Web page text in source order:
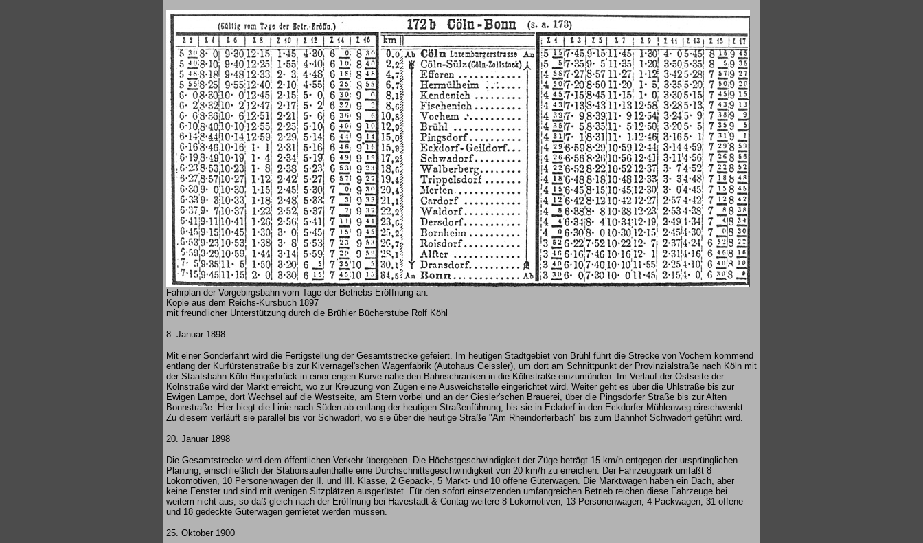
Fahrplan der Vorgebirgsbahn vom Tage der Betriebs-Eröffnung an.
Kopie aus dem Reichs-Kursbuch 1897
mit freundlicher Unterstützung durch die Brühler Bücherstube Rolf Köhl
8. Januar 1898
Mit einer Sonderfahrt wird die Fertigstellung der Gesamtstrecke gefeiert. Im heutigen Stadtgebiet von Brühl führt die Strecke von Vochem kommend
entlang der Kurfürstenstraße bis zur Kivernagel'schen Wagenfabrik (Autohaus Geissler), um dort am Schnittpunkt der Provinzialstraße nach Köln mit
der Staatsbahn Köln-Bingerbrück in einer engen Kurve nahe den Bahnschranken in die Kölnstraße einzumünden. Im Verlauf der Ostseite der
Kölnstraße wird der Markt erreicht, wo zur Kreuzung von Zügen eine Ausweichstelle eingerichtet wird. Weiter geht es über die Uhlstraße bis zur
Ewigen Lampe, dort Wechsel auf die Westseite, am Stern vorbei und an der Giesler'schen Brauerei, über die Pingsdorfer Straße bis zur Alten
Bonnstraße. Hier biegt die Linie nach Süden ab entlang der heutigen Straßenführung, bis sie in Eckdorf in den Eckdorfer Mühlenweg einschwenkt.
Zu diesem verläuft sie parallel bis vor Schwadorf, wo sie über die heutige Straße "Am Rheindorferbach" bis zum Bahnhof Schwadorf geführt wird.
20. Januar 1898
Die Gesamtstrecke wird dem öffentlichen Verkehr übergeben. Die Höchstgeschwindigkeit der Züge beträgt 15 km/h entgegen der ursprünglichen
Planung, einschließlich der Stationsaufenthalte eine Durchschnittsgeschwindigkeit von 20 km/h zu erreichen. Der Fahrzeugpark umfaßt 8
Lokomotiven, 10 Personenwagen der II. und III. Klasse, 2 Gepäck-, 5 Markt- und 10 offene Güterwagen. Die Marktwagen haben ein Dach, aber
keine Fenster und sind mit wenigen Sitzplätzen ausgerüstet. Für den sofort einsetzenden umfangreichen Betrieb reichen diese Fahrzeuge bei
weitem nicht aus, so daß gleich nach der Eröffnung bei Havestadt & Contag weitere 8 Lokomotiven, 13 Personenwagen, 4 Packwagen, 31 offene
und 18 gedeckte Güterwagen gemietet werden müssen.
25. Oktober 1900